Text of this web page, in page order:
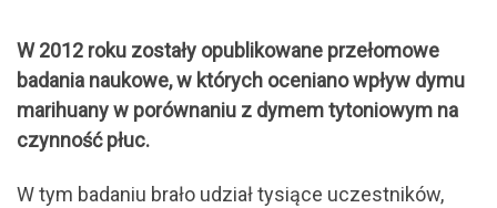
W 2012 roku zostały opublikowane przełomowe
badania naukowe, w których oceniano wpływ dymu
marihuany w porównaniu z dymem tytoniowym na
czynność płuc.
W tym badaniu brało udział tysiące uczestników,